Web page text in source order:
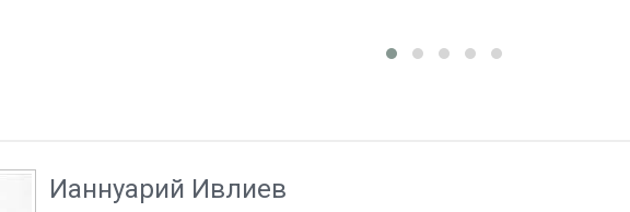
Ианнуарий Ивлиев